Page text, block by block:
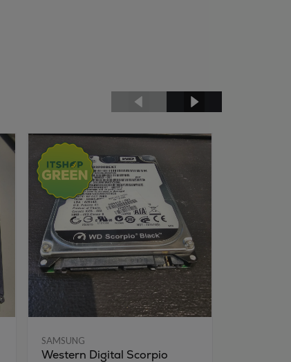
SAMSUNG
Western Digital Scorpio